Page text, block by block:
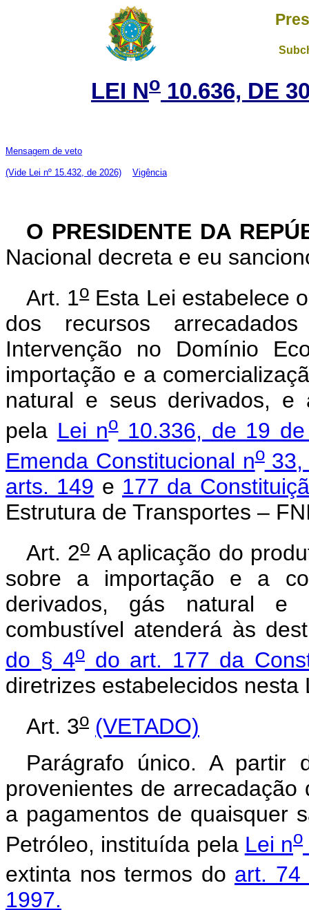
LEI No 10.636, DE
Mensagem de veto
(Vide Lei nº 15.432, de 2026) Vigência
O PRESIDENTE DA
Nacional decreta e eu
Art. 1oEsta Lei estabelece
dos recursos
Intervenção no Domínio
importação e a
natural e seus derivados, e
pela Lei no10.336, de 19 de
Emenda Constitucional no33,
arts. 149 e 177 da
Estrutura de Transportes –
Art. 2o A aplicação do
sobre a importação e a
derivados, gás natural e
combustível atenderá às
do § 4o do art. 177 da
diretrizes estabelecidos nesta
Art. 3o (VETADO)
Parágrafo único. A partir
provenientes de
a pagamentos de quaisquer
Petróleo, instituída pela Lei no
extinta nos termos do art. 74
1997.